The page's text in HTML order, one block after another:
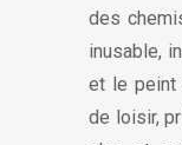
des
inusable,
et le peint
de loisir,